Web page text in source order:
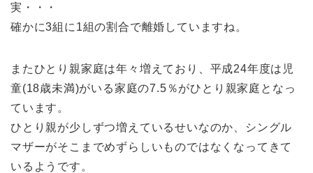
実・・・
確かに3組に1組の割合で離婚していますね。
またひとり親家庭は年々増えており、平成24年度は児
童(18歳未満)がいる家庭の7.5％がひとり親家庭となっ
ています。
ひとり親が少しずつ増えているせいなのか、シングル
マザーがそこまでめずらしいものではなくなってきて
いるようです。